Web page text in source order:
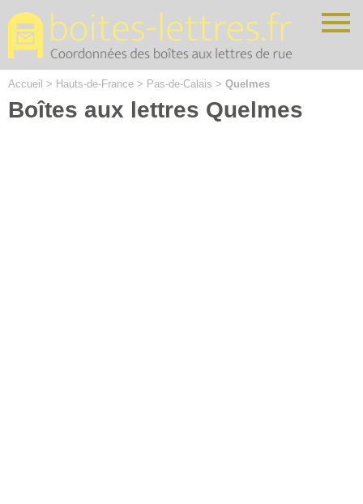
Accueil > Hauts-de-France > Pas-de-Calais > Quelmes
Boîtes aux lettres Quelmes